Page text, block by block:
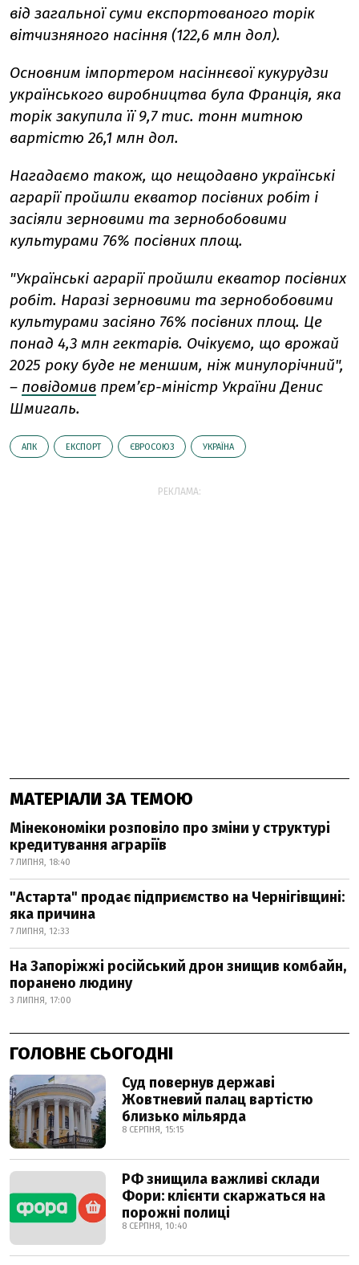
від загальної суми експортованого торік
вітчизняного насіння (122,6 млн дол).
Основним імпортером насіннєвої кукурудзи
українського виробництва була Франція, яка
торік закупила її 9,7 тис. тонн митною
вартістю 26,1 млн дол.
Нагадаємо також, що нещодавно українські
аграрії пройшли екватор посівних робіт і
засіяли зерновими та зернобобовими
культурами 76% посівних площ.
"Українські аграрії пройшли екватор посівних
робіт. Наразі зерновими та зернобобовими
культурами засіяно 76% посівних площ. Це
понад 4,3 млн гектарів. Очікуємо, що врожай
2025 року буде не меншим, ніж минулорічний",
– повідомив прем’єр-міністр України Денис
Шмигаль.
АПК ЕКСПОРТ ЄВРОСОЮЗ УКРАЇНА
РЕКЛАМА:
МАТЕРІАЛИ ЗА ТЕМОЮ
Мінекономіки розповіло про зміни у структурі
кредитування аграріїв
7 ЛИПНЯ, 18:40
"Астарта" продає підприємство на Чернігівщині:
яка причина
7 ЛИПНЯ, 12:33
На Запоріжжі російський дрон знищив комбайн,
поранено людину
3 ЛИПНЯ, 17:00
ГОЛОВНЕ СЬОГОДНІ
Суд повернув державі
Жовтневий палац вартістю
близько мільярда
8 СЕРПНЯ, 15:15
РФ знищила важливі склади
Фори: клієнти скаржаться на
порожні полиці
8 СЕРПНЯ, 10:40